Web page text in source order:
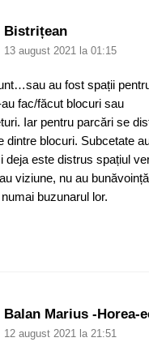
Bistrițean
13 august 2021 la 01:15
au fost spații
fac/făcut blocuri sau
Iar pentru parcări se
dintre blocuri. Subcetate
deja este distrus spațiul
viziune, nu au
buzunarul lor.
Balan Marius -Horea-
12 august 2021 la 21:51